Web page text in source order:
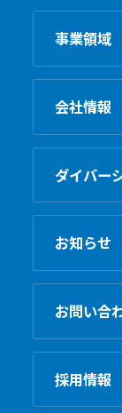
事業領域
会社情報
ダイバー
お知らせ
お問い合
採用情報